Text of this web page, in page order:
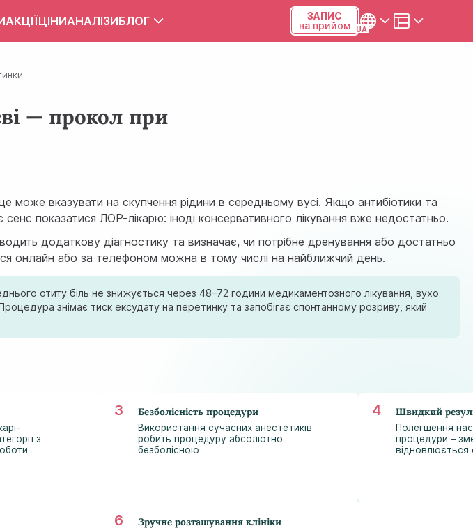
АКЦІЇЦІНИАНАЛІЗИБЛОГ
ЗАПИС
на прийом
Viber
ПН-ПТ
08:00-19:00
СБ
09:00-15:00
astramedikaa@gmail.com
— прокол при
може вказувати на скупчення рідини в середньому вусі. Якщо антибіотики та
показатися ЛОР-лікарю: іноді консервативного лікування вже недостатньо.
додаткову діагностику та визначає, чи потрібне дренування або достатньо
онлайн або за телефоном можна в тому числі на найближчий день.
отиту біль не знижується через 48–72 години медикаментозного лікування, вухо
знімає тиск ексудату на перетинку та запобігає спонтанному розриву, який
з
Безболісність процедури
Використання сучасних анестетиків
робить процедуру абсолютно
безболісною
Швидкий
Полегшення
процедури –
відновлюється
Зручне розташування клініки